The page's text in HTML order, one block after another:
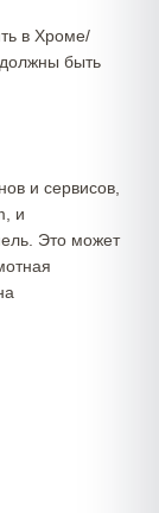
в Хроме/
быть
и сервисов,
и
Это может